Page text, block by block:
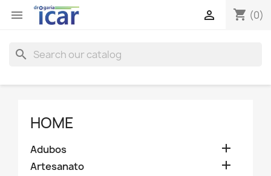
 shopping_cart (0)

search
HOME
Adubos 
Artesanato 